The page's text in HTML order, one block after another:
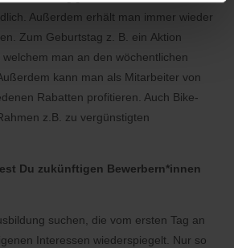
Außerdem erhält man immer wieder
Zum Geburtstag z. B. ein Aktion
man an den wöchentlichen
kann man als Mitarbeiter von
Rabatten profitieren. Auch Bike-
z.B. zu vergünstigten
Du zukünftigen Bewerbern*innen
suchen, die vom ersten Tag an
Interessen wiederspiegelt. Nur so